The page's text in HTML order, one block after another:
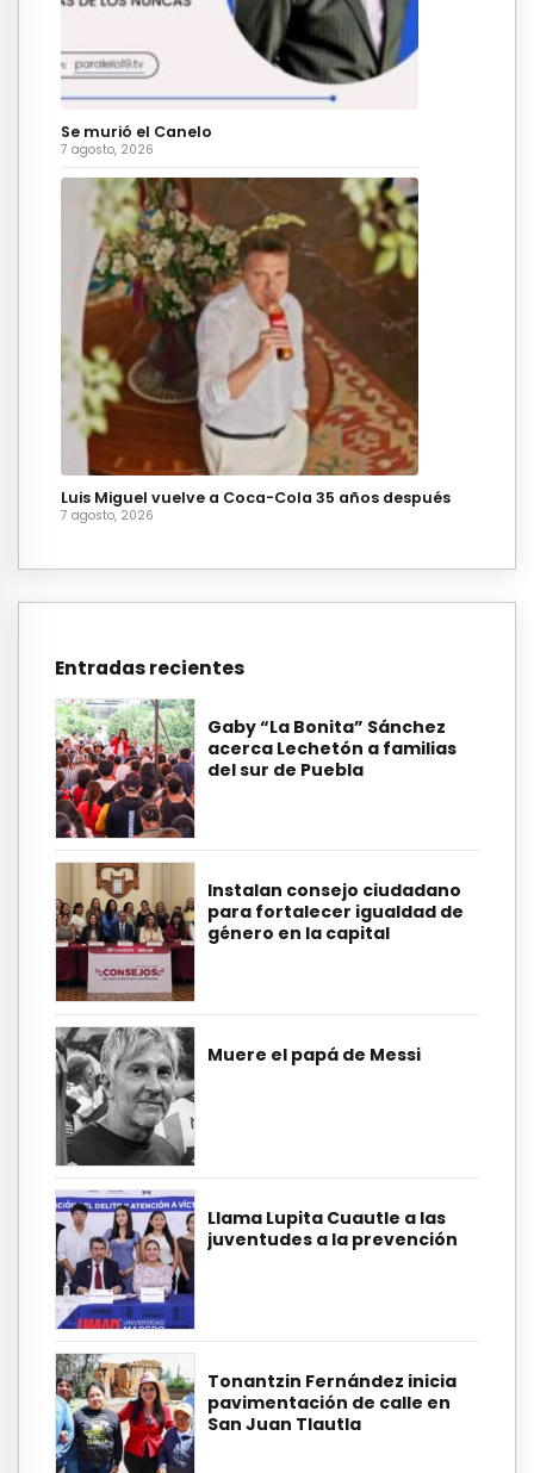
Se murió el Canelo
7 agosto, 2026
Luis Miguel vuelve a Coca-Cola 35 años después
7 agosto, 2026
Entradas recientes
Gaby “La Bonita” Sánchez
acerca Lechetón a familias
del sur de Puebla
Instalan consejo ciudadano
para fortalecer igualdad de
género en la capital
Muere el papá de Messi
Llama Lupita Cuautle a las
juventudes a la prevención
Tonantzin Fernández inicia
pavimentación de calle en
San Juan Tlautla